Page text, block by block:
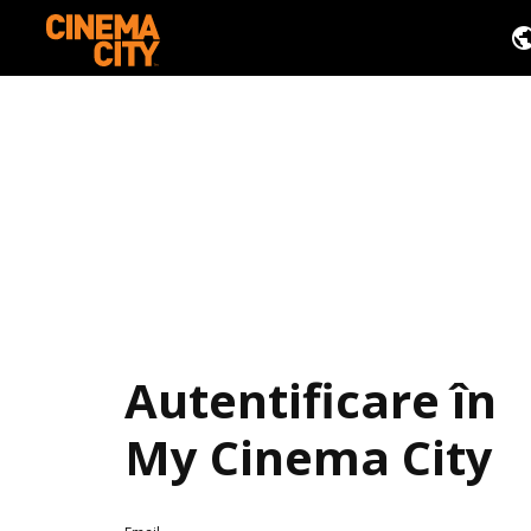
Autentificare în
My Cinema City